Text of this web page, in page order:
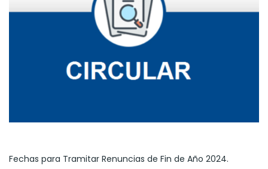
Fechas para Tramitar Renuncias de Fin de Año 2024.